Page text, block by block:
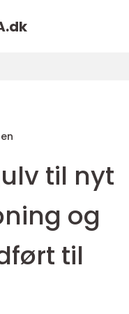
dk
til nyt
og
til